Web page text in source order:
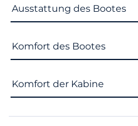
Ausstattung des Bootes
Komfort des Bootes
Komfort der Kabine